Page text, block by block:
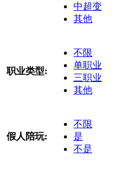
中超变
其他
职业类型:
不限
单职业
三职业
其他
假人陪玩:
不限
是
不是